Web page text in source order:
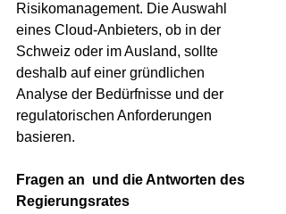
Risikomanagement. Die Auswahl
eines Cloud-Anbieters, ob in der
Schweiz oder im Ausland, sollte
deshalb auf einer gründlichen
Analyse der Bedürfnisse und der
regulatorischen Anforderungen
basieren.
Fragen an  und die Antworten des
Regierungsrates